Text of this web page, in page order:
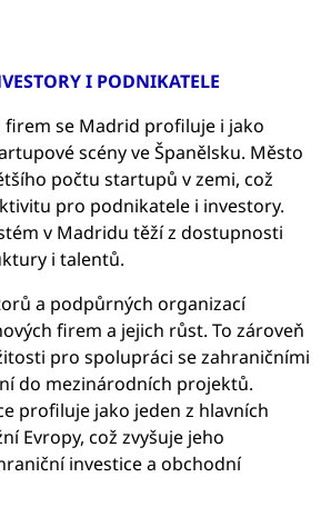
I PODNIKATELE
firem se Madrid profiluje i jako
scény ve Španělsku. Město
počtu startupů v zemi, což
pro podnikatele i investory.
v Madridu těží z dostupnosti
i talentů.
a podpůrných organizací
firem a jejich růst. To zároveň
pro spolupráci se zahraničními
do mezinárodních projektů.
profiluje jako jeden z hlavních
Evropy, což zvyšuje jeho
investice a obchodní